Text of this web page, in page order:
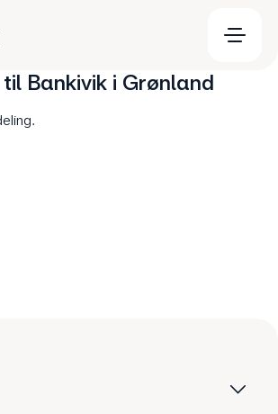
til Bankivik i Grønland